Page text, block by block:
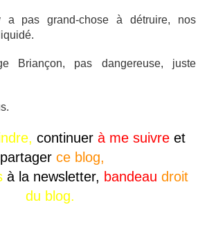
pas grand-chose à détruire, nos
Briançon, pas dangereuse, juste
continuer à me suivre et
partager ce blog,
à la newsletter, bandeau droit
du blog.